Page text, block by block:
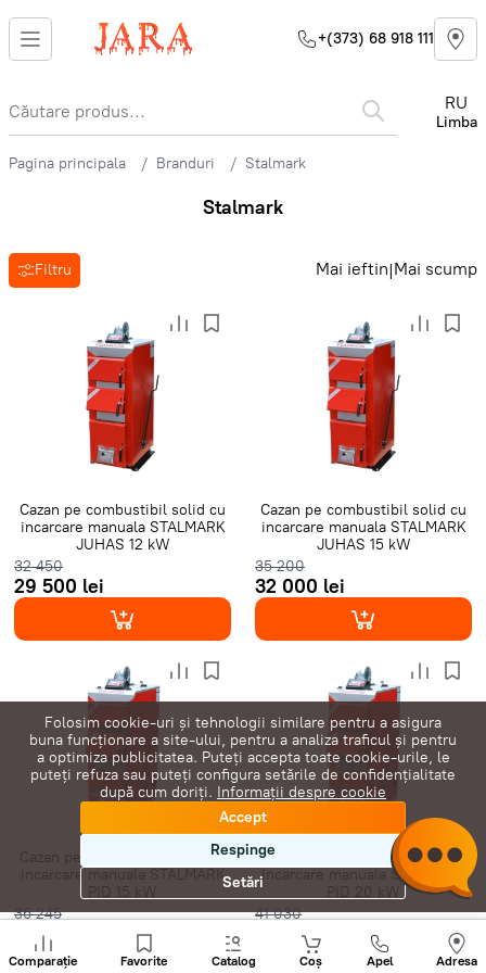
+(373) 68 918 111
RU
Limba
Pagina principala Branduri Stalmark
Stalmark
Filtru Mai ieftin|Mai scump
Cazan pe combustibil solid cu
incarcare manuala STALMARK
JUHAS 12 kW
32 450
29 500 lei
Cazan pe combustibil solid cu
incarcare manuala STALMARK
JUHAS 15 kW
35 200
32 000 lei
Cazan pe combustibil solid cu
incarcare manuala STALMARK
PID 15 kW
36 245
32 950 lei
Cazan pe combustibil solid cu
incarcare manuala STALMARK
PID 20 kW
41 030
37 300 lei
Comparație Favorite Catalog Coș Apel Adresa
Sunați
+
Folosim cookie-uri și tehnologii similare pentru a asigura
buna funcționare a site-ului, pentru a analiza traficul și pentru
a optimiza publicitatea. Puteți accepta toate cookie-urile, le
puteți refuza sau puteți configura setările de confidențialitate
după cum doriți. Informații despre cookie
Accept
Respinge
Setări